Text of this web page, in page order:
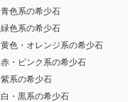
青色系の希少石
緑色系の希少石
黄色・オレンジ系の希少石
赤・ピンク系の希少石
紫系の希少石
白・黒系の希少石